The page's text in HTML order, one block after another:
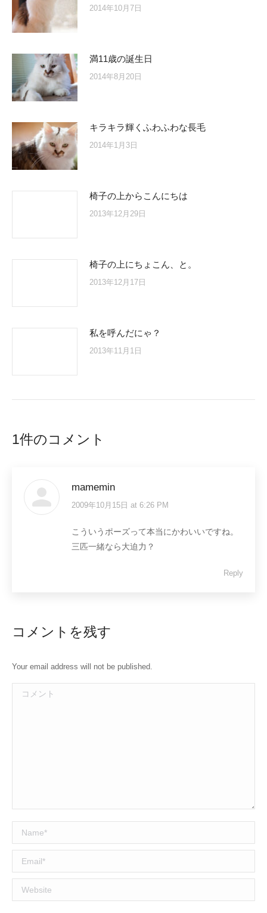
2014年10月7日
満11歳の誕生日
2014年8月20日
キラキラ輝くふわふわな長毛
2014年1月3日
椅子の上からこんにちは
2013年12月29日
椅子の上にちょこん、と。
2013年12月17日
私を呼んだにゃ？
2013年11月1日
1件のコメント
mamemin
says:
2009年10月15日 at 6:26 PM
こういうポーズって本当にかわいいですね。
三匹一緒なら大迫力？
Reply
コメントを残す
Your email address will not be published.
コメント
Name *
Email *
Website